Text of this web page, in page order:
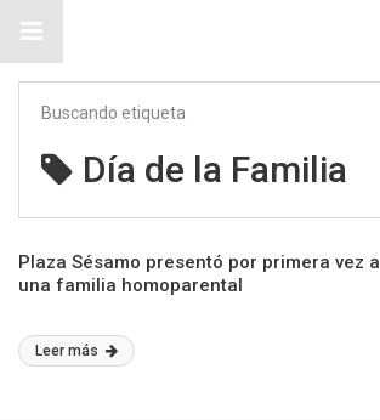
Buscando etiqueta
Día de la Familia
Plaza Sésamo presentó por primera vez a
una familia homoparental
Leer más